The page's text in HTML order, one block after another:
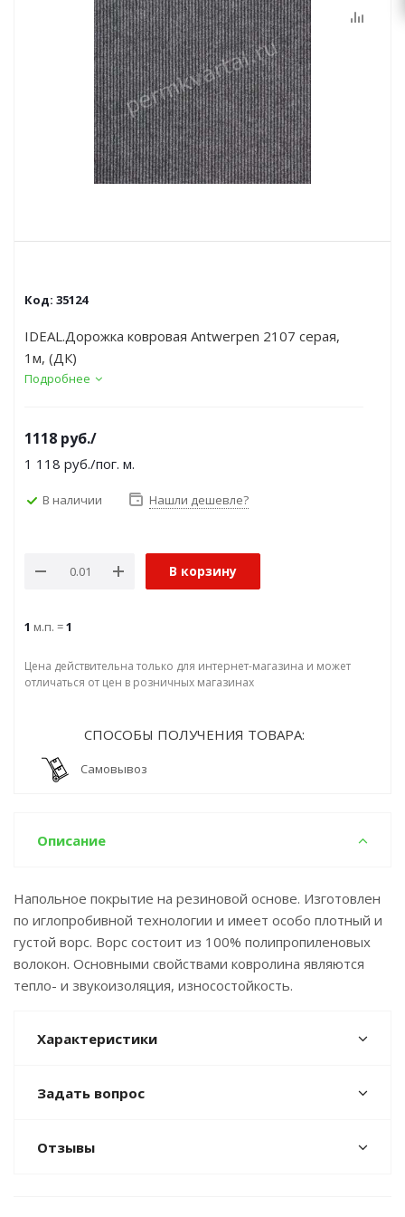
Код: 35124
IDEAL.Дорожка ковровая Antwerpen 2107 серая,
1м, (ДК)
Подробнее
1118 руб./
1 118 руб./пог. м.
В наличии Нашли дешевле?
В корзину
1 м.п. =1
Цена действительна только для интернет-магазина и может
отличаться от цен в розничных магазинах
СПОСОБЫ ПОЛУЧЕНИЯ ТОВАРА:
Самовывоз
Описание
Напольное покрытие на резиновой основе. Изготовлен
по иглопробивной технологии и имеет особо плотный и
густой ворс. Ворс состоит из 100% полипропиленовых
волокон. Основными свойствами ковролина являются
тепло- и звукоизоляция, износостойкость.
Характеристики
Задать вопрос
Отзывы